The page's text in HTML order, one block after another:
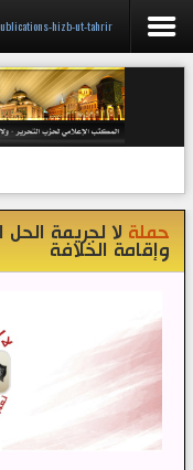
hizb-ut-tahrir
حملة لا لجريمة
وإقامة الخلافة